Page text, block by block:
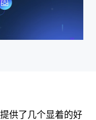
供了几个显着的好